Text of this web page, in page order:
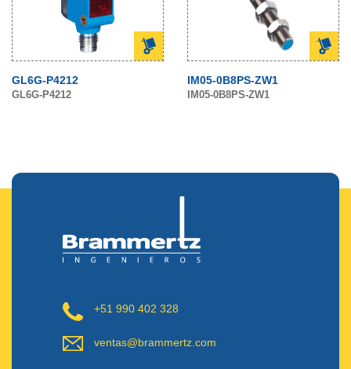
GL6G-P4212
GL6G-P4212
IM05-0B8PS-ZW1
IM05-0B8PS-ZW1
+51 990 402 328
ventas@brammertz.com